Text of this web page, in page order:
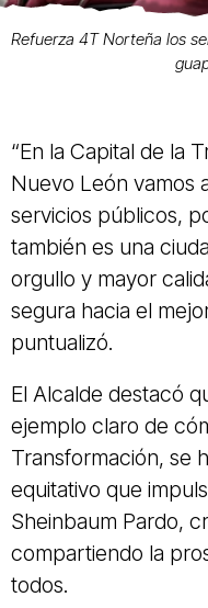
Refuerza 4T Norteña los
“En la Capital de la
Nuevo León vamos
servicios públicos,
también es una
orgullo y mayor
segura hacia el
puntualizó.
El Alcalde destacó
ejemplo claro de
Transformación, se
equitativo que
Sheinbaum Pardo,
compartiendo la
todos.